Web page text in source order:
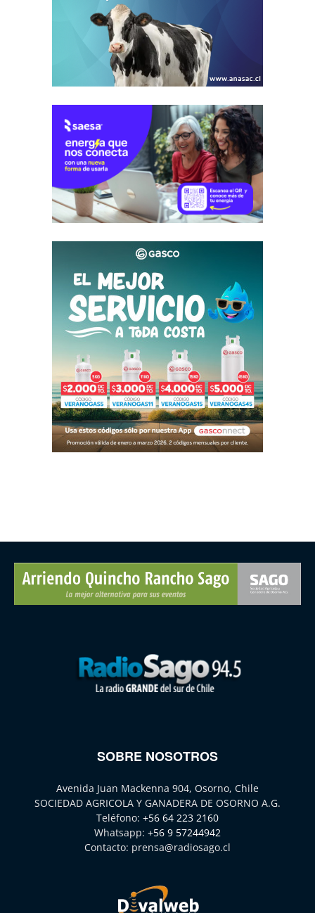
SOBRE NOSOTROS
Avenida Juan Mackenna 904, Osorno, Chile
SOCIEDAD AGRICOLA Y GANADERA DE OSORNO A.G.
Teléfono: +56 64 223 2160
Whatsapp: +56 9 57244942
Contacto: prensa@radiosago.cl